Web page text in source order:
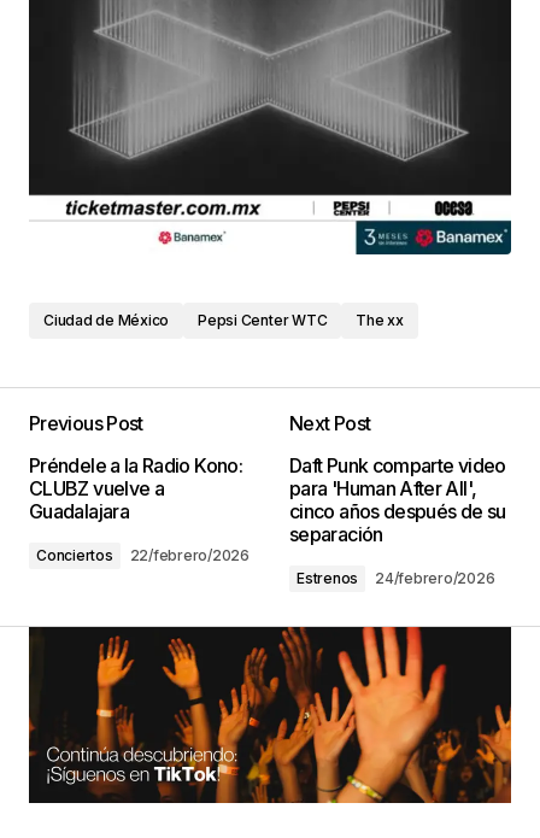
Ciudad de México Pepsi Center WTC The xx
Previous Post
Préndele a la Radio Kono:
CLUBZ vuelve a
Guadalajara
Conciertos 22/febrero/2026
Next Post
Daft Punk comparte video
para 'Human After All',
cinco años después de su
separación
Estrenos 24/febrero/2026